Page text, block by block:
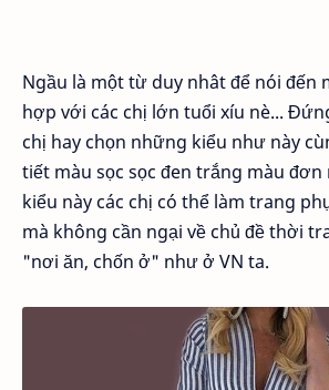
Ngầu là một từ duy nhât để nói đến
hợp với các chị lớn tuổi xíu nè...
chị hay chọn những kiểu như này
tiết màu sọc sọc đen trắng màu đơn
kiểu này các chị có thể làm trang
mà không cần ngại về chủ đề thời
"nơi ăn, chốn ở" như ở VN ta.